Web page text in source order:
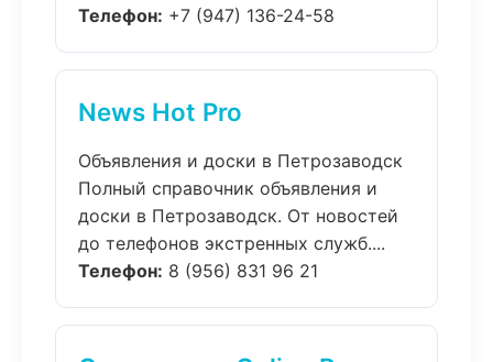
Телефон: +7 (947) 136-24-58
News Hot Pro
Объявления и доски в Петрозаводск
Полный справочник объявления и
доски в Петрозаводск. От новостей
до телефонов экстренных служб....
Телефон: 8 (956) 831 96 21